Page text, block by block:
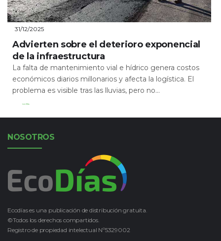
31/12/2025
Advierten sobre el deterioro exponencial
de la infraestructura
La falta de mantenimiento vial e hídrico genera costos
económicos diarios millonarios y afecta la logística. El
problema es visible tras las lluvias, pero no...
Leer Más
NOSOTROS
Ecodías es una publicación de distribución gratuita.
©Todos los derechos compartidos.
Registro de propiedad intelectual Nº5329002